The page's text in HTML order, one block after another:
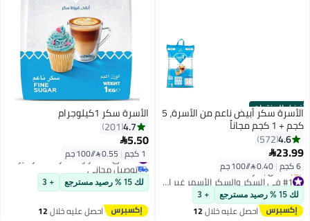
أفضل المنتجات الأسرة سكر أبيض ناعم من الأسرة، 5
كجم + 1 كجم مجاناً
4.6
572
23.99
6 كجم |0.40 /⁨/100 جم⁩
#1 في السكر والسكر الأسمر غير المكرر
توصيل مجاني
بتخلّص بسرعةلك 15 % رصيد مسترجع + 3
احصل عليه خلال12
الأسرة سكر 1كيلوجرام
4.7
201
5.50
1 كجم |
توصيل مجاني
لك 15 % رصيد مسترجع + 3
احصل عليه خلال12